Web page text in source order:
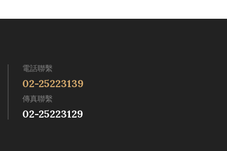
電話聯繫
02-25223139
傳真聯繫
02-25223129